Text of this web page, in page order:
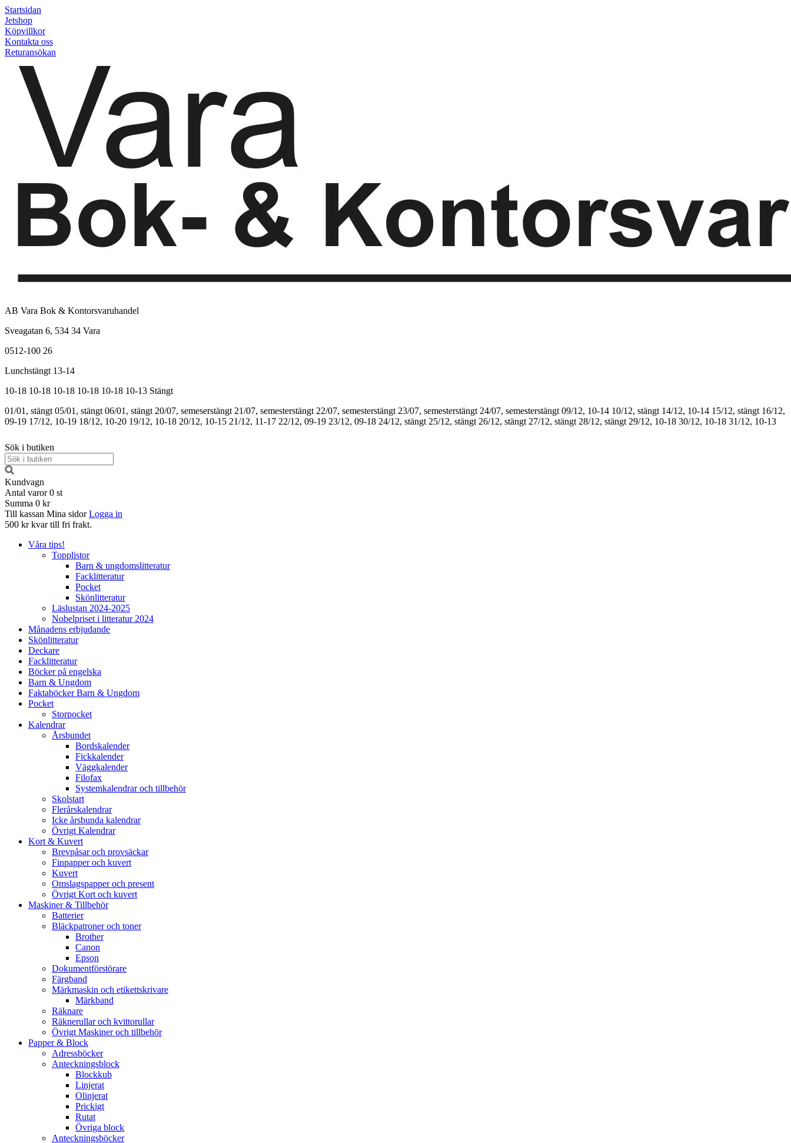
Startsidan
Jetshop
Köpvillkor
Kontakta oss
Returansökan
AB Vara Bok & Kontorsvaruhandel
Sveagatan 6, 534 34 Vara
0512-100 26
Lunchstängt 13-14
10-18 10-18 10-18 10-18 10-18 10-13 Stängt
01/01, stängt 05/01, stängt 06/01, stängt 20/07, semeserstängt 21/07, semesterstängt 22/07, semesterstängt 23/07, semesterstängt 24/07, semesterstängt 09/12, 10-14 10/12, stängt 14/12, 10-14 15/12, stängt 16/12,
09-19 17/12, 10-19 18/12, 10-20 19/12, 10-18 20/12, 10-15 21/12, 11-17 22/12, 09-19 23/12, 09-18 24/12, stängt 25/12, stängt 26/12, stängt 27/12, stängt 28/12, stängt 29/12, 10-18 30/12, 10-18 31/12, 10-13
Sök i butiken
Kundvagn
Antal varor 0 st
Summa 0 kr
Till kassan Mina sidor Logga in
500 kr kvar till fri frakt.
Våra tips!
Topplistor
Barn & ungdomslitteratur
Facklitteratur
Pocket
Skönlitteratur
Läslustan 2024-2025
Nobelpriset i litteratur 2024
Månadens erbjudande
Skönlitteratur
Deckare
Facklitteratur
Böcker på engelska
Barn & Ungdom
Faktaböcker Barn & Ungdom
Pocket
Storpocket
Kalendrar
Årsbundet
Bordskalender
Fickkalender
Väggkalender
Filofax
Systemkalendrar och tillbehör
Skolstart
Flerårskalendrar
Icke årsbunda kalendrar
Övrigt Kalendrar
Kort & Kuvert
Brevpåsar och provsäckar
Finpapper och kuvert
Kuvert
Omslagspapper och present
Övrigt Kort och kuvert
Maskiner & Tillbehör
Batterier
Bläckpatroner och toner
Brother
Canon
Epson
Dokumentförstörare
Färgband
Märkmaskin och etikettskrivare
Märkband
Räknare
Räknerullar och kvittorullar
Övrigt Maskiner och tillbehör
Papper & Block
Adressböcker
Anteckningsblock
Blockkub
Linjerat
Olinjerat
Prickigt
Rutat
Övriga block
Anteckningsböcker